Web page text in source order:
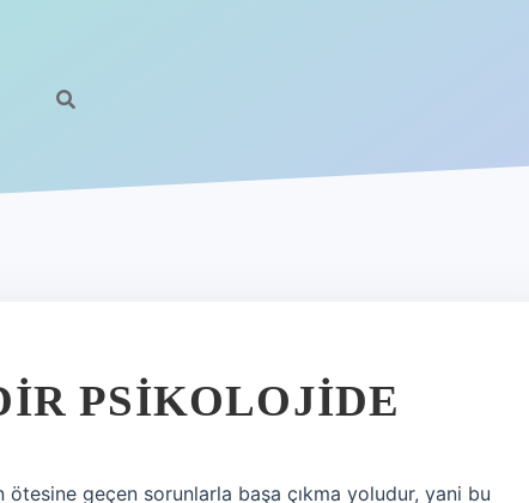
PSIKOLOJIDE
geçen sorunlarla başa çıkma yoludur, yani bu